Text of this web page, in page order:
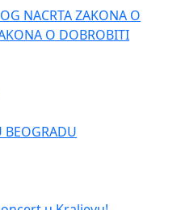
NACRTA ZAKONA O
O DOBROBITI
BEOGRADU